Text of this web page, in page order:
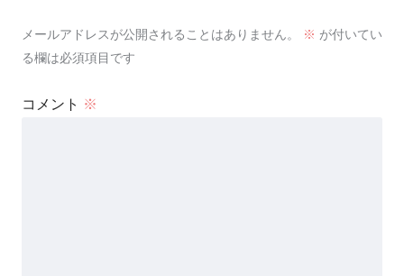
メールアドレスが公開されることはありません。 ※ が付いてい
る欄は必須項目です
コメント ※